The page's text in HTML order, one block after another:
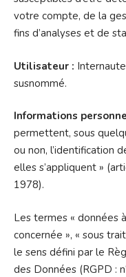
votre compte, de la
fins d’analyses et de
Utilisateur :
susnommé.
Informations
permettent, sous
ou non, l’identification
elles s’appliquent »
1978).
Les termes « données
concernée », « sous
le sens défini par le
des Données (RGPD :